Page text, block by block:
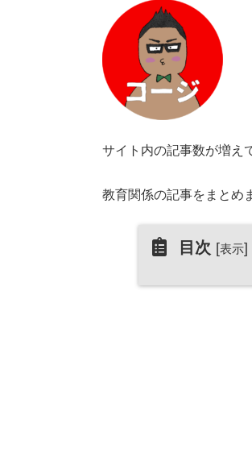
サイト内の記事数が増え
教育関係の記事をまとめ
目次 [表示]